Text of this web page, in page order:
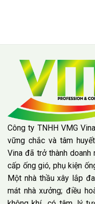
Công ty TNHH VMG
vững chắc và tâm
Vina đã trở thành
cấp ống gió, phụ kiện
Một nhà thầu xây lắp
mát nhà xưởng; điều